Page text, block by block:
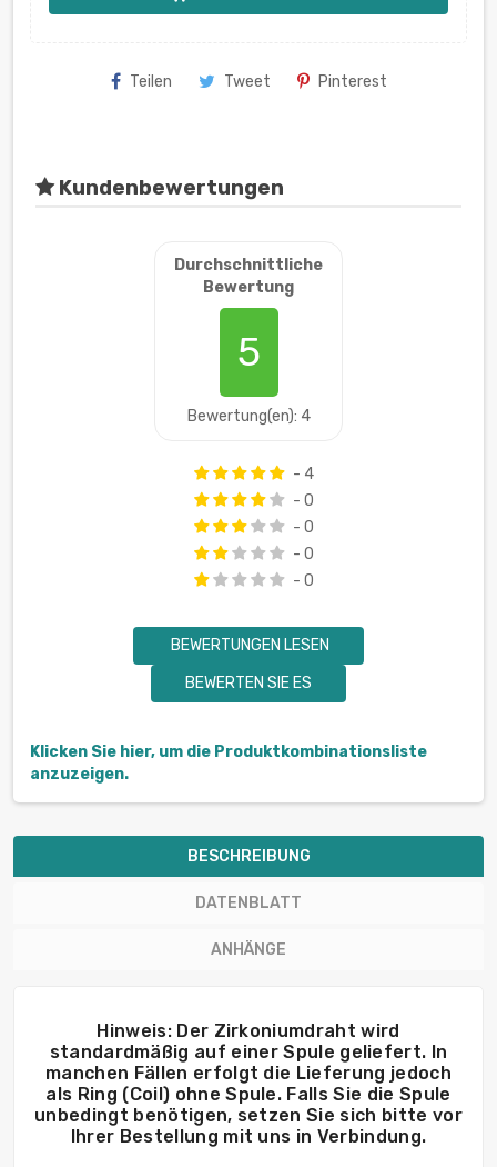
Teilen Tweet Pinterest
Kundenbewertungen
Durchschnittliche
Bewertung
5
Bewertung(en): 4
- 4
- 0
- 0
- 0
- 0
BEWERTUNGEN LESEN
BEWERTEN SIE ES
Klicken Sie hier, um die Produktkombinationsliste
anzuzeigen.
BESCHREIBUNG
DATENBLATT
ANHÄNGE
Hinweis: Der Zirkoniumdraht wird
standardmäßig auf einer Spule geliefert. In
manchen Fällen erfolgt die Lieferung jedoch
als Ring (Coil) ohne Spule. Falls Sie die Spule
unbedingt benötigen, setzen Sie sich bitte vor
Ihrer Bestellung mit uns in Verbindung.